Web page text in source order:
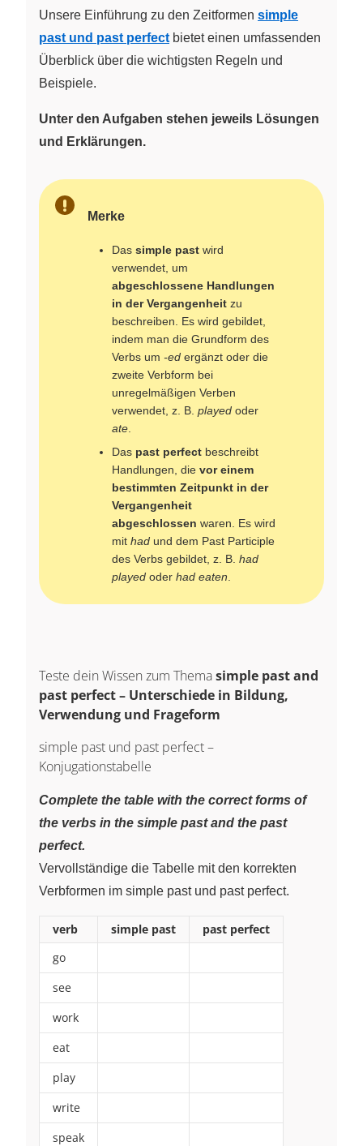
Unsere Einführung zu den Zeitformen simple
past und past perfect bietet einen umfassenden
Überblick über die wichtigsten Regeln und
Beispiele.
Unter den Aufgaben stehen jeweils Lösungen
und Erklärungen.
Merke
Das simple past wird
verwendet, um
abgeschlossene Handlungen
in der Vergangenheit zu
beschreiben. Es wird gebildet,
indem man die Grundform des
Verbs um -ed ergänzt oder die
zweite Verbform bei
unregelmäßigen Verben
verwendet, z. B. played oder
ate
Das past perfect beschreibt
Handlungen, die vor einem
bestimmten Zeitpunkt in der
Vergangenheit
abgeschlossen waren. Es wird
mit had und dem Past Participle
des Verbs gebildet, z. B. had
played oder had eaten
Teste dein Wissen zum Themasimple past and
past perfect – Unterschiede in Bildung,
Verwendung und Frageform
simple past und past perfect –
Konjugationstabelle
Complete the table with the correct forms of
the verbs in the simple past and the past
perfect.
Vervollständige die Tabelle mit den korrekten
Verbformen im simple past und past perfect.
verb simple past
past perfect
go
see
work
eat
play
write
speak